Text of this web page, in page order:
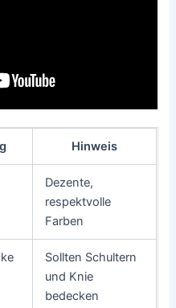
Hinweis
Dezente,
respektvolle
Farben
Sollten Schultern
und Knie
bedecken